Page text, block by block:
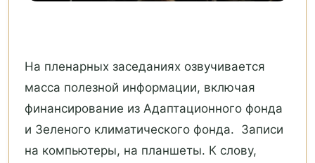
На пленарных заседаниях озвучивается
масса полезной информации, включая
финансирование из Адаптационного фонда
и Зеленого климатического фонда. Записи
на компьютеры, на планшеты. К слову,